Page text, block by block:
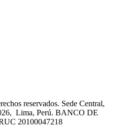
reservados. Sede Central,
Lima, Perú. BANCO DE
20100047218